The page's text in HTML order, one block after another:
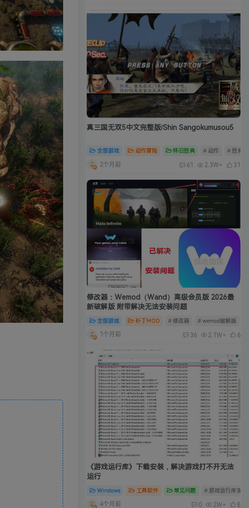
真三国无双5中文完整版/Shin Sangokumusou5
全部游戏 动作冒险 怀旧经典 # 动作 # 经典
2个月前 61 2.3W+ 31
修改器：Wemod（Wand）高级会员版 2026最
新破解版 附带解决无法安装问题
全部游戏 补丁MOD # 修改器 # wemod破解版
1个月前 36 2.1W+ 6
《游戏运行库》下载安装，解决游戏打不开无法
运行
Windows 工具软件 常见问题 # 游戏运行库安装
4个月前 0 2W+ 8